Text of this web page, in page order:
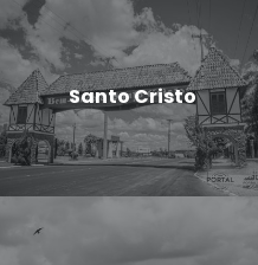
Santo Cristo